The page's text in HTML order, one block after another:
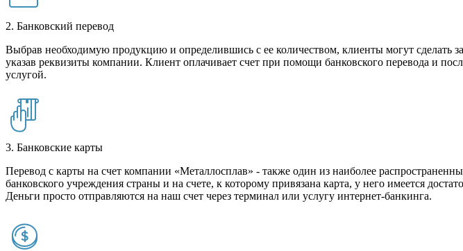
2. Банковский перевод
Выбрав необходимую продукцию и определившись с ее количеством, клиенты могут сделать
указав реквизиты компании. Клиент оплачивает счет при помощи банковского перевода и
услугой.
3. Банковские карты
Перевод с карты на счет компании «Металлосплав» - также один из наиболее
банковского учреждения страны и на счете, к которому привязана карта, у него имеется
Деньги просто отправляются на наш счет через терминал или услугу интернет-банкинга.